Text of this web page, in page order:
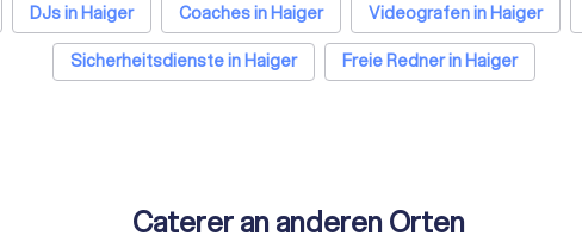
DJs in Haiger Coaches in Haiger Videografen in Haiger
Sicherheitsdienste in Haiger
Freie Redner in Haiger
Caterer an anderen Orten